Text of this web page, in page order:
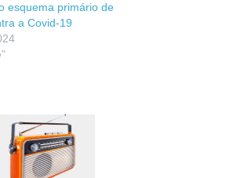
esquema primário de
a Covid-19